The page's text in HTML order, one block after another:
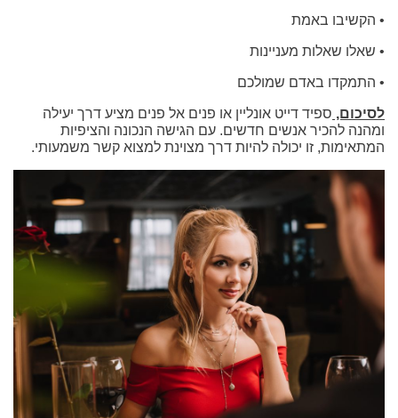
• הקשיבו באמת
• שאלו שאלות מעניינות
• התמקדו באדם שמולכם
לסיכום, ספיד דייט אונליין או פנים אל פנים מציע דרך יעילה
ומהנה להכיר אנשים חדשים. עם הגישה הנכונה והציפיות
המתאימות, זו יכולה להיות דרך מצוינת למצוא קשר משמעותי.